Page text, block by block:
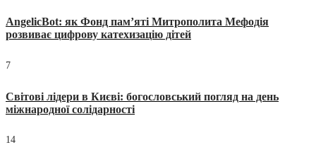
AngelicBot: як Фонд пам’яті Митрополита Мефодія
розвиває цифрову катехизацію дітей
7
Світові лідери в Києві: богословський погляд на день
міжнародної солідарності
14